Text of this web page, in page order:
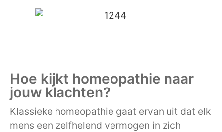
Hoe kijkt homeopathie naar
jouw klachten?
Klassieke homeopathie gaat ervan uit dat elk
mens een zelfhelend vermogen in zich